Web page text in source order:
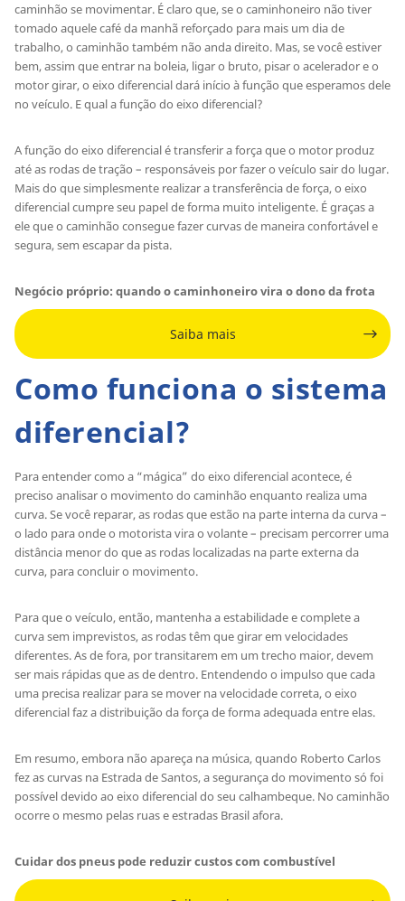
caminhão se movimentar. É claro que, se o caminhoneiro não tiver
tomado aquele café da manhã reforçado para mais um dia de
trabalho, o caminhão também não anda direito. Mas, se você estiver
bem, assim que entrar na boleia, ligar o bruto, pisar o acelerador e o
motor girar, o eixo diferencial dará início à função que esperamos dele
no veículo. E qual a função do eixo diferencial?
A função do eixo diferencial é transferir a força que o motor produz
até as rodas de tração – responsáveis por fazer o veículo sair do lugar.
Mais do que simplesmente realizar a transferência de força, o eixo
diferencial cumpre seu papel de forma muito inteligente. É graças a
ele que o caminhão consegue fazer curvas de maneira confortável e
segura, sem escapar da pista.
Negócio próprio: quando o caminhoneiro vira o dono da frota
Saiba mais
Como funciona o sistema
diferencial?
Para entender como a “mágica” do eixo diferencial acontece, é
preciso analisar o movimento do caminhão enquanto realiza uma
curva. Se você reparar, as rodas que estão na parte interna da curva –
o lado para onde o motorista vira o volante – precisam percorrer uma
distância menor do que as rodas localizadas na parte externa da
curva, para concluir o movimento.
Para que o veículo, então, mantenha a estabilidade e complete a
curva sem imprevistos, as rodas têm que girar em velocidades
diferentes. As de fora, por transitarem em um trecho maior, devem
ser mais rápidas que as de dentro. Entendendo o impulso que cada
uma precisa realizar para se mover na velocidade correta, o eixo
diferencial faz a distribuição da força de forma adequada entre elas.
Em resumo, embora não apareça na música, quando Roberto Carlos
fez as curvas na Estrada de Santos, a segurança do movimento só foi
possível devido ao eixo diferencial do seu calhambeque. No caminhão
ocorre o mesmo pelas ruas e estradas Brasil afora.
Cuidar dos pneus pode reduzir custos com combustível